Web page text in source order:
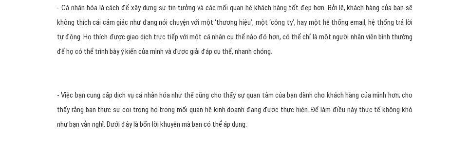
- Cá nhân hóa là cách để xây dựng sự tin tưởng và các mối quan hệ khách hàng tốt đẹp hơn. Bởi lẽ, khách hàng của bạn sẽ
không thích cái cảm giác như đang nói chuyện với một ‘thương hiệu’, một ‘công ty’, hay một hệ thống email, hệ thống trả lời
tự động. Họ thích được giao dịch trực tiếp với một cá nhân cụ thể nào đó hơn, có thể chỉ là một người nhân viên bình thường
để họ có thể trình bày ý kiến của mình và được giải đáp cụ thể, nhanh chóng.
- Việc bạn cung cấp dịch vụ cá nhân hóa như thế cũng cho thấy sự quan tâm của bạn dành cho khách hàng của mình hơn; cho
thấy rằng bạn thực sự coi trọng họ trong mối quan hệ kinh doanh đang được thực hiện. Để làm điều này thực tế không khó
như bạn vẫn nghĩ. Dưới đây là bốn lời khuyên mà bạn có thể áp dụng: